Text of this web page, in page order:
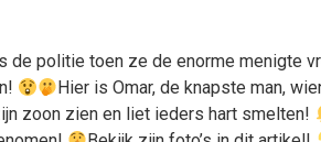
de politie toen ze de enorme menigte
Hier is Omar, de knapste man,
zoon zien en liet ieders hart smelten!